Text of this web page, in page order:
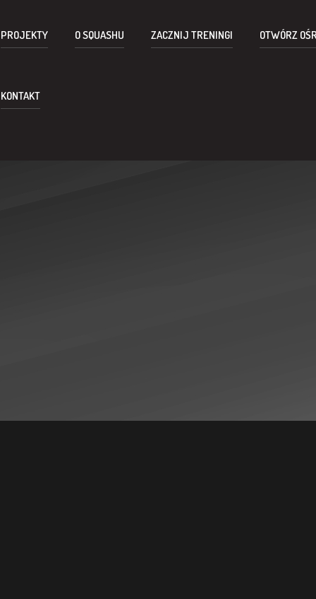
PROJEKTY O SQUASHU ZACZNIJ TRENINGI OTWÓRZ
KONTAKT